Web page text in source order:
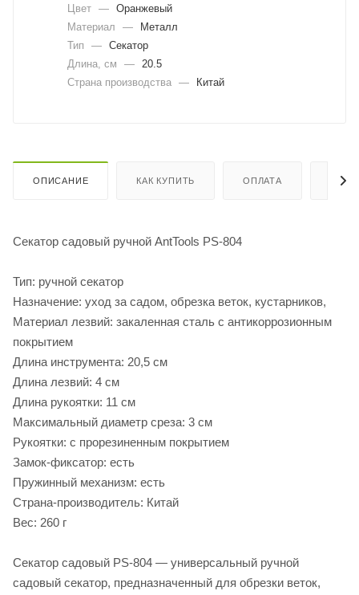
Цвет — Оранжевый
Материал
—
Металл
Тип
— Секатор
Длина, cм
—
20.5
Страна производства — Китай
ОПИСАНИЕ КАК КУПИТЬ ОПЛАТА
Секатор садовый ручной AntTools PS-804
Тип: ручной секатор
Назначение: уход за садом, обрезка веток, кустарников,
Материал лезвий: закаленная сталь с антикоррозионным
покрытием
Длина инструмента: 20,5 см
Длина лезвий: 4 см
Длина рукоятки: 11 см
Максимальный диаметр среза: 3 см
Рукоятки: с прорезиненным покрытием
Замок-фиксатор: есть
Пружинный механизм: есть
Страна-производитель: Китай
Вес: 260 г
Секатор садовый PS‑804 — универсальный ручной
садовый секатор, предназначенный для обрезки веток,